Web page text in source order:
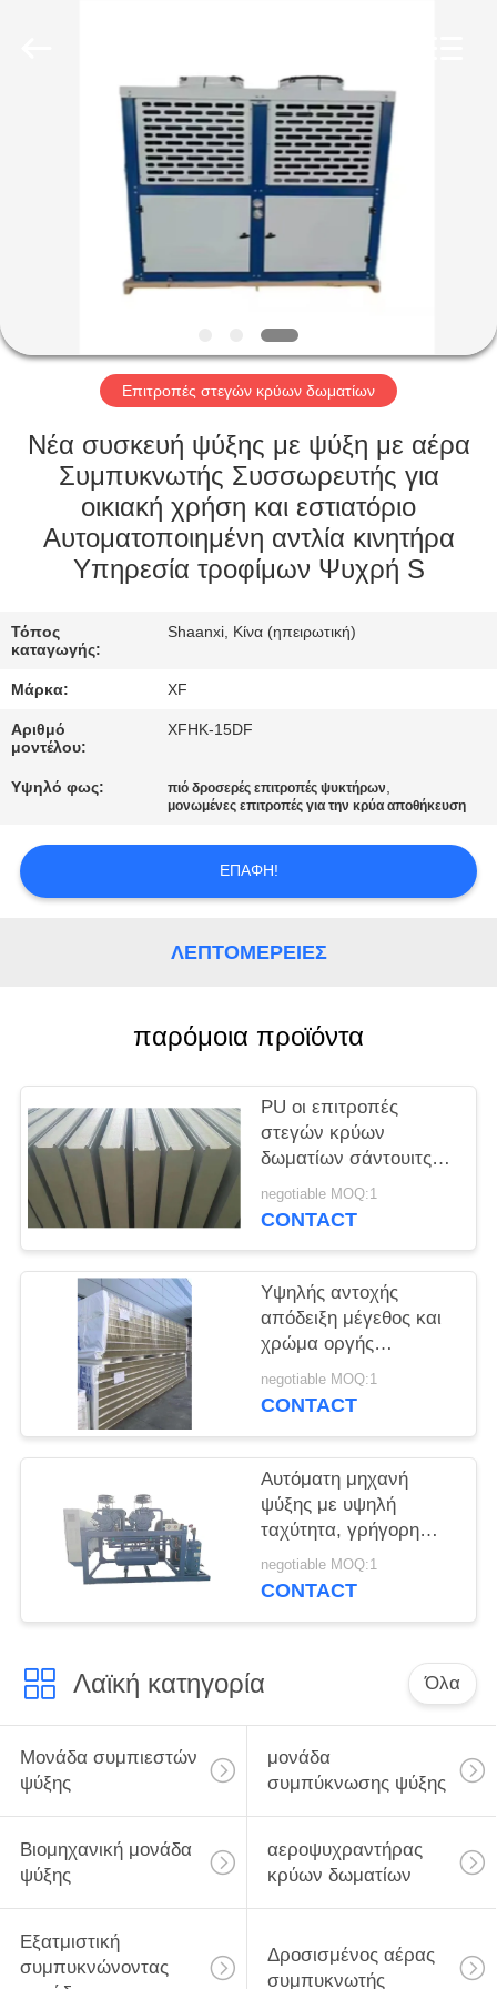
ΠΡΟΪΌΝΤΑ
ΠΕΡΊΠΟΥ
ΓΎΡΟΣ
ΕΡΓΟΣΤΑΣΊΩΝ
ΠΟΙΟΤΙΚΌΣ
ΈΛΕΓΧΟΣ
ΣΕ
ΕΠΑΦΉ
ΜΕ
ΕΙΔΉΣΕΙΣ
ΖΗΤΉΣΤΕ
ΈΝΑ
POLICY
Επιτροπές στεγών κρύων δωματίων
Νέα συσκευή ψύξης με ψύξη με αέρα
Συμπυκνωτής Συσσωρευτής για
οικιακή χρήση και εστιατόριο
Αυτοματοποιημένη αντλία κινητήρα
Υπηρεσία τροφίμων Ψυχρή S
Τόπος
καταγωγής:
Shaanxi, Κίνα (ηπειρωτική)
Μάρκα: XF
Αριθμό
μοντέλου:
XFHK-15DF
Υψηλό φως: πιό δροσερές επιτροπές ψυκτήρων,
μονωμένες επιτροπές για την κρύα αποθήκευση
ΕΠΑΦΉ!
ΛΕΠΤΟΜΈΡΕΙΕΣ
παρόμοια προϊόντα
PU οι επιτροπές
στεγών κρύων
δωματίων σάντουιτς
στεγανοποιούν τη
φρέσκια κράτηση
negotiable MOQ:1
CONTACT
Υψηλής αντοχής
απόδειξη μέγεθος και
χρώμα οργής
επιτροπών στεγών
κρύων δωματίων
negotiable MOQ:1
CONTACT
Αυτόματη μηχανή
ψύξης με υψηλή
ταχύτητα, γρήγορη
ψύξη, μπιτσερ,
συμπιεστή, κινητήρα,
μεταχειρισμένη
negotiable MOQ:1
CONTACT
Λαϊκή κατηγορία Όλα
Μονάδα συμπιεστών
ψύξης
μονάδα
συμπύκνωσης ψύξης
Βιομηχανική μονάδα
ψύξης
αεροψυχραντήρας
κρύων δωματίων
Εξατμιστική
συμπυκνώνοντας
Δροσισμένος αέρας
συμπυκνωτής